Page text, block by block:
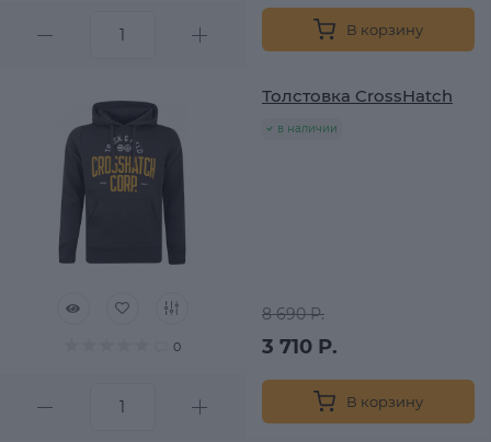
В корзину
0
Толстовка CrossHatch
в наличии
8 690 Р.
3 710 Р.
В корзину